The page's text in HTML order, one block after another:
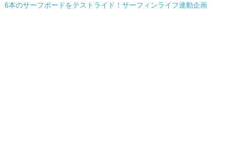
6本のサーフボードをテストライド！サーフィンライフ連動企画